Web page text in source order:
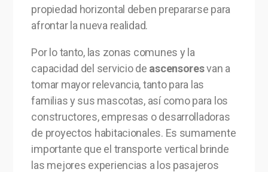
propiedad horizontal deben prepararse para
afrontar la nueva realidad.
Por lo tanto, las zonas comunes y la
capacidad del servicio de ascensoresvan a
tomar mayor relevancia, tanto para las
familias y sus mascotas, así como para los
constructores, empresas o desarrolladoras
de proyectos habitacionales. Es sumamente
importante que el transporte vertical brinde
las mejores experiencias a los pasajeros